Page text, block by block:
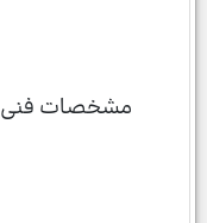
مشخصات فنی